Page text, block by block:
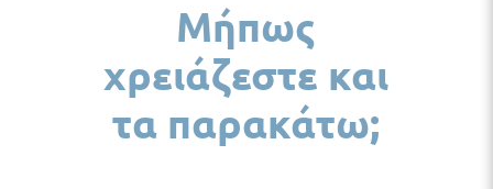
Μήπως
χρειάζεστε και
τα παρακάτω;